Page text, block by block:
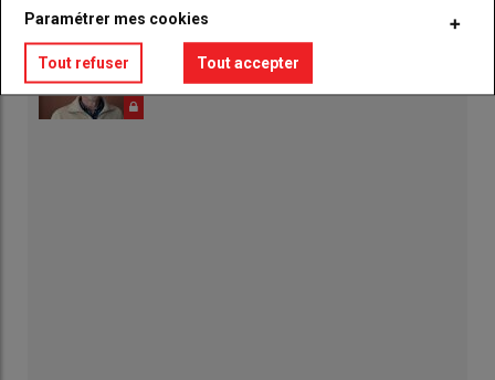
Paramétrer mes cookies
Tout refuser Tout accepter